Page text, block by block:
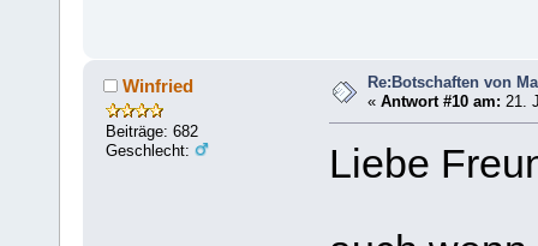
Winfried
Beiträge: 682
Geschlecht:
Re:Botschaften von
«Antwort #10 am: 21.
Liebe